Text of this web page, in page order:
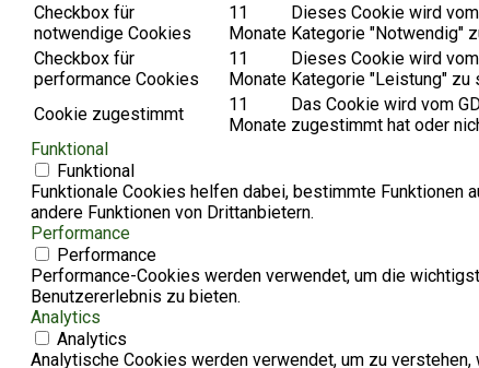
Checkbox für
notwendige Cookies
11
Monate
Dieses Cookie wird
Kategorie "Notwendig"
Checkbox für
performance Cookies
11
Monate
Dieses Cookie wird
Kategorie "Leistung" zu
Cookie zugestimmt
11
Monate
Das Cookie wird vom
zugestimmt hat oder
Funktional
Funktional
Funktionale Cookies helfen dabei, bestimmte Funktionen
andere Funktionen von Drittanbietern.
Performance
Performance
Performance-Cookies werden verwendet, um die
Benutzererlebnis zu bieten.
Analytics
Analytics
Analytische Cookies werden verwendet, um zu